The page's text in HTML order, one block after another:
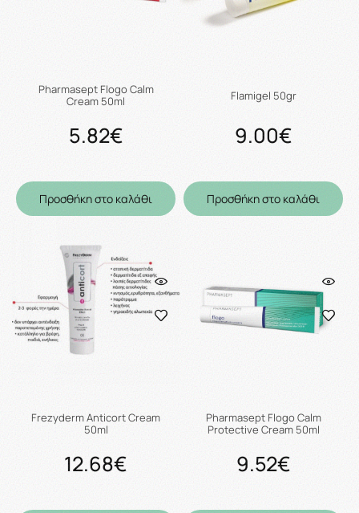
Pharmasept Flogo Calm
Cream 50ml
5.82€
Προσθήκη στο καλάθι
Flamigel 50gr
9.00€
Προσθήκη στο καλάθι
Frezyderm Anticort Cream
50ml
12.68€
Pharmasept Flogo Calm
Protective Cream 50ml
9.52€